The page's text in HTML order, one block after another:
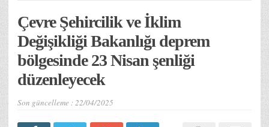
Çevre Şehircilik ve İklim
Değişikliği Bakanlığı deprem
bölgesinde 23 Nisan şenliği
düzenleyecek
Son güncelleme :22/04/2025